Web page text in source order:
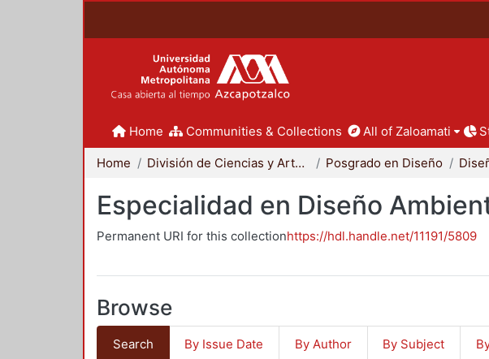
Home Communities & Collections All of Zaloamati
Home División de Ciencias y Artes para el Diseño Posgrado en Diseño
Especialidad en Diseño
Permanent URI for this collectionhttps://hdl.handle.net/11191/5809
Browse
Search By Issue Date By Author By Subject